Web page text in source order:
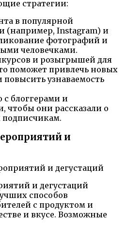
стратегии:
в популярной
(например, Instagram) и
фотографий и
человечками.
и розыгрышей для
поможет привлечь новых
повысить узнаваемость
с блоггерами и
чтобы они рассказали о
подписчикам.
и
и дегустаций
способов
с продуктом и
и вкусе. Возможные